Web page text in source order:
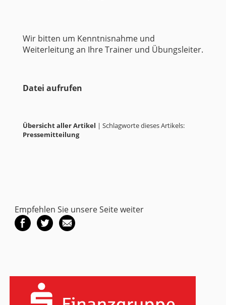
Wir bitten um Kenntnisnahme und
Weiterleitung an Ihre Trainer und Übungsleiter.
Datei aufrufen
Übersicht aller Artikel | Schlagworte dieses Artikels:
Pressemitteilung
Empfehlen Sie unsere Seite weiter